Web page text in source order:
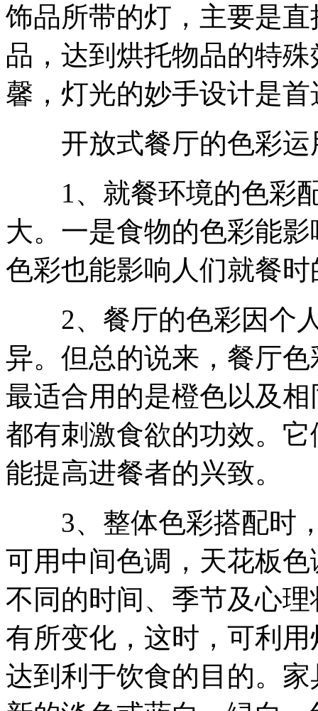
饰品所带的灯，主要是
品，达到烘托物品的特
馨，灯光的妙手设计是首
开放式餐厅的色彩运
1、就餐环境的色彩配
大。一是食物的色彩能
色彩也能影响人们就餐
2、餐厅的色彩因个人
异。但总的说来，餐厅
最适合用的是橙色以及
都有刺激食欲的功效。
能提高进餐者的兴致。
3、整体色彩搭配时，
可用中间色调，天花板
不同的时间、季节及心
有所变化，这时，可利
达到利于饮食的目的。